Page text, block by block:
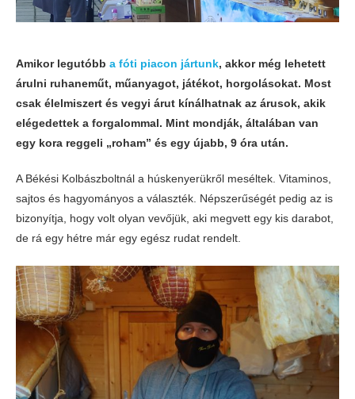
Amikor legutóbb a fóti piacon jártunk, akkor még lehetett
árulni ruhaneműt, műanyagot, játékot, horgolásokat. Most
csak élelmiszert és vegyi árut kínálhatnak az árusok, akik
elégedettek a forgalommal. Mint mondják, általában van
egy kora reggeli „roham” és egy újabb, 9 óra után.
A Békési Kolbászboltnál a húskenyerükről meséltek. Vitaminos,
sajtos és hagyományos a választék. Népszerűségét pedig az is
bizonyítja, hogy volt olyan vevőjük, aki megvett egy kis darabot,
de rá egy hétre már egy egész rudat rendelt.